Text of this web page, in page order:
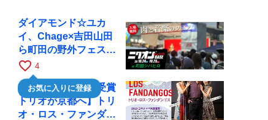
ダイアモンド☆ユカ
イ、Chage×吉田山田
ら町田の野外フェスに
出演
favorite_border 4
お気に入りに登録
【日本タンゴ大賞受賞
トリオが京都へ】トリ
オ・ロス・ファンダン